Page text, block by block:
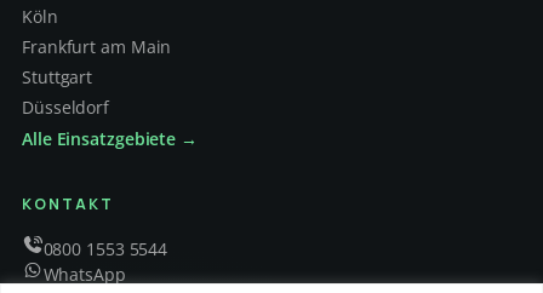
Köln
Frankfurt am Main
Stuttgart
Düsseldorf
Alle Einsatzgebiete →
KONTAKT
0800 1553 5544
WhatsApp